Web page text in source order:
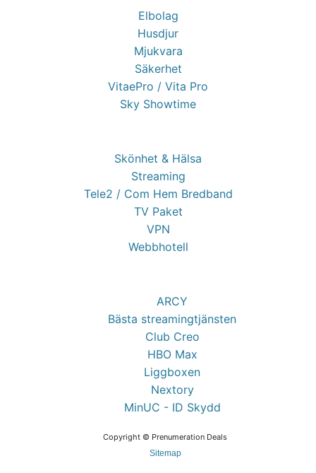
Elbolag
Husdjur
Mjukvara
Säkerhet
VitaePro / Vita Pro
Sky Showtime
Skönhet & Hälsa
Streaming
Tele2 / Com Hem Bredband
TV Paket
VPN
Webbhotell
ARCY
Bästa streamingtjänsten
Club Creo
HBO Max
Liggboxen
Nextory
MinUC - ID Skydd
Copyright © Prenumeration Deals
Sitemap